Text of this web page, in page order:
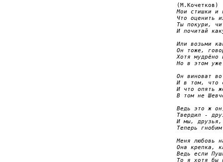
Мои стишки и
Что оценить
Ты покури,
И почитай
Или возьми
Он тоже,
Хотя мудрёно
Но в этом уже
Он виноват
И в том, что
И что опять
В том не
Ведь это ж
Твердил -
И мы, друзья,
Теперь
Меня любовь
Она крепка,
Ведь если
То я хотя бы